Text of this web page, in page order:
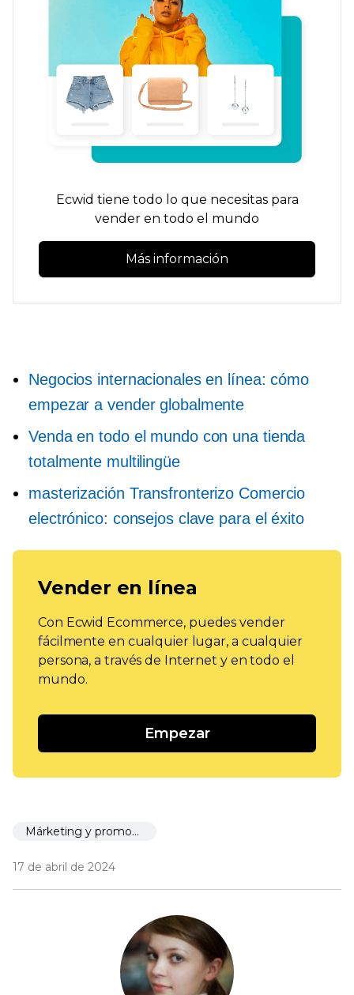
Ecwid tiene todo lo que necesitas para
vender en todo el mundo
Más información
Negocios internacionales en línea: cómo
empezar a vender globalmente
Venda en todo el mundo con una tienda
totalmente multilingüe
masterización Transfronterizo Comercio
electrónico: consejos clave para el éxito
Vender en línea
Con Ecwid Ecommerce, puedes vender
fácilmente en cualquier lugar, a cualquier
persona, a través de Internet y en todo el
mundo.
Empezar
Márketing y promoción
17 de abril de 2024